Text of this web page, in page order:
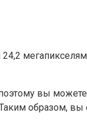
24,2
вы
образом, вы